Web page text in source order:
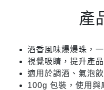
產
酒香風味爆爆珠，
視覺吸睛，提升產
適用於調酒、氣泡
100g 包裝，使用與